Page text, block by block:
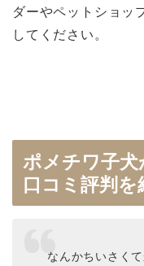
ダーやペットショッ
してください。
ポメチワ子犬
口コミ評判を
なんかちいさく